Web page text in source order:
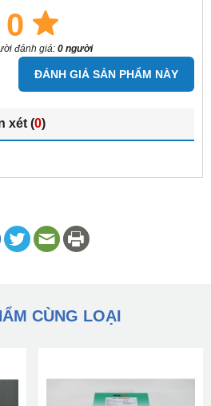
0
đánh giá: 0 người
ĐÁNH GIÁ SẢN PHẨM NÀY
xét (0)
CÙNG LOẠI